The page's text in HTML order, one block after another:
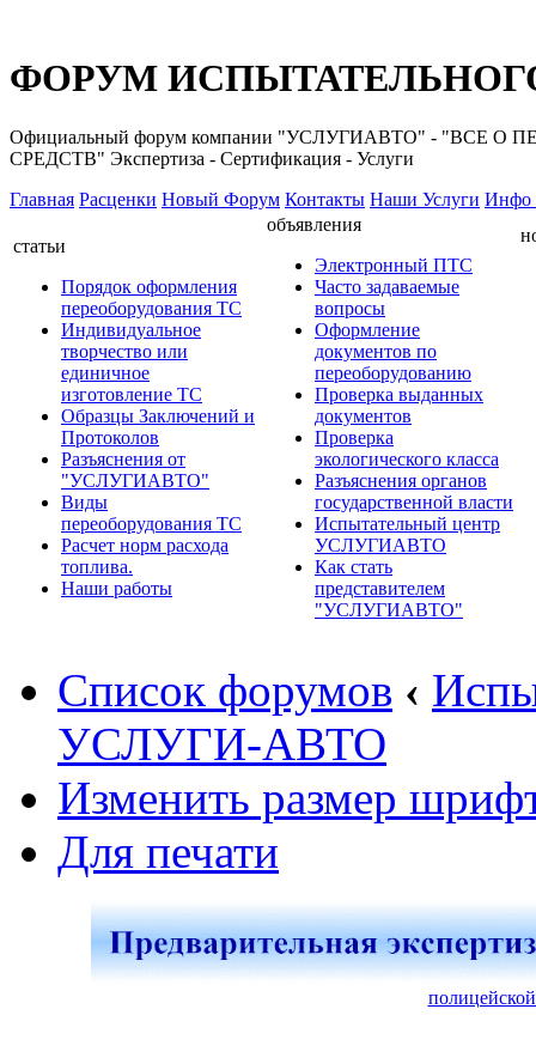
ФОРУМ
Официальный форум компании "УСЛУГИАВТО" -
СРЕДСТВ" Экспертиза - Сертификация - Услуги
Главная Расценки Новый Форум Контакты Наши Услуги Инфо
статьи
Порядок оформления
переоборудования ТС
Индивидуальное
творчество или
единичное
изготовление ТС
Образцы Заключений и
Протоколов
Разъяснения от
"УСЛУГИАВТО"
Виды
переоборудования ТС
Расчет норм расхода
топлива.
Наши работы
объявления
Электронный ПТС
Часто задаваемые
вопросы
Оформление
документов по
переоборудованию
Проверка выданных
документов
Проверка
экологического класса
Разъяснения органов
государственной власти
Испытательный центр
УСЛУГИАВТО
Как стать
представителем
"УСЛУГИАВТО"
Список форумов ‹
УСЛУГИ-АВТО
Изменить размер
Для печати